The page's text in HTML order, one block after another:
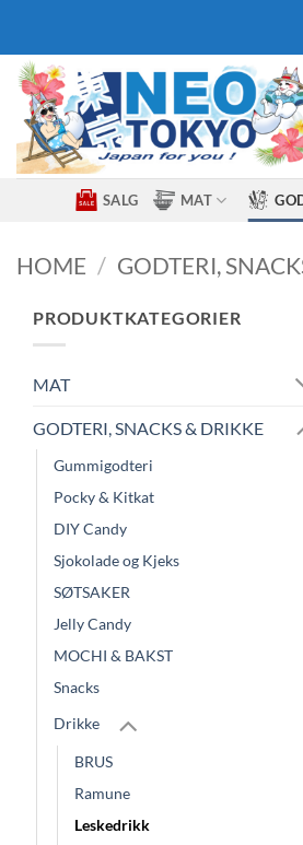
content
SALG MAT
HOME / GODTERI,
PRODUKTKATEGORIER
MAT
GODTERI, SNACKS & DRIKKE
Gummigodteri
Pocky & Kitkat
DIY Candy
Sjokolade og Kjeks
SØTSAKER
Jelly Candy
MOCHI & BAKST
Snacks
Drikke
BRUS
Ramune
Leskedrikk